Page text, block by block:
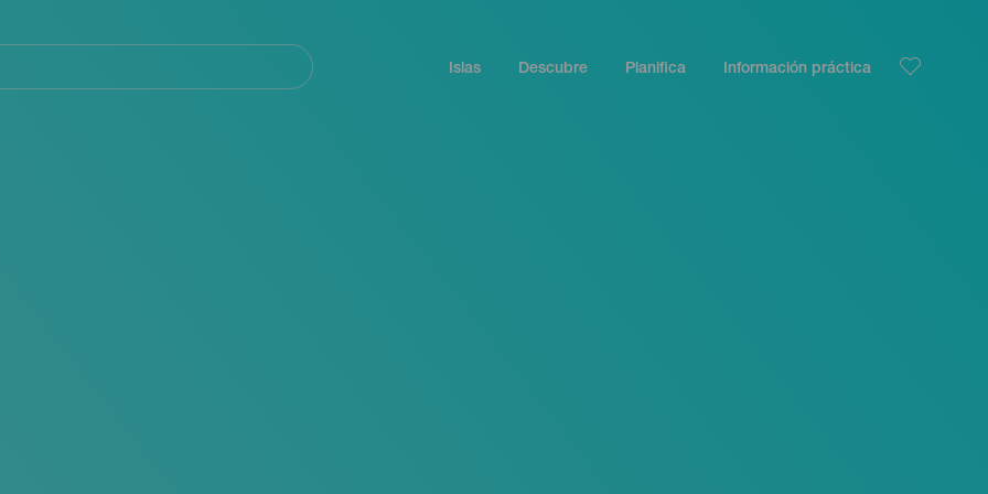
Islas Descubre Planifica Información práctica